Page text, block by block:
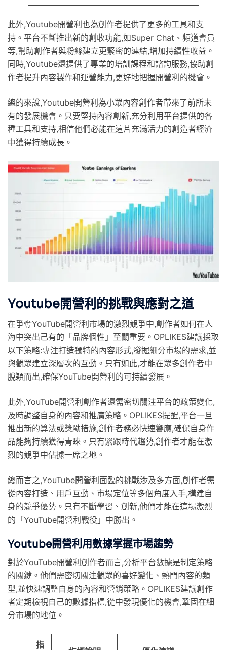
此外,Youtube開營利也為創作者提供了更多的工具和支
持。平台不斷推出新的創收功能,如Super Chat、頻道會員
等,幫助創作者與粉絲建立更緊密的連結,增加持續性收益。
同時,Youtube還提供了專業的培訓課程和諮詢服務,協助創
作者提升內容製作和運營能力,更好地把握開營利的機會。
總的來說,Youtube開營利為小眾內容創作者帶來了前所未
有的發展機會。只要堅持內容創新,充分利用平台提供的各
種工具和支持,相信他們必能在這片充滿活力的創造者經濟
中獲得持續成長。
Youtube開營利的挑戰與應對之道
在爭奪YouTube開營利市場的激烈競爭中,創作者如何在人
海中突出己有的「品牌個性」至關重要。OPLIKES建議採取
以下策略:專注打造獨特的內容形式,發掘細分市場的需求,並
與觀眾建立深層次的互動。只有如此,才能在眾多創作者中
脫穎而出,確保YouTube開營利的可持續發展。
此外,YouTube開營利創作者還需密切關注平台的政策變化,
及時調整自身的內容和推廣策略。OPLIKES提醒,平台一旦
推出新的算法或獎勵措施,創作者務必快速響應,確保自身作
品能夠持續獲得青睞。只有緊跟時代趨勢,創作者才能在激
烈的競爭中佔據一席之地。
總而言之,YouTube開營利面臨的挑戰涉及多方面,創作者需
從內容打造、用戶互動、市場定位等多個角度入手,構建自
身的競爭優勢。只有不斷學習、創新,他們才能在這場激烈
的「YouTube開營利戰役」中勝出。
Youtube開營利用數據掌握市場趨勢
對於YouTube開營利創作者而言,分析平台數據是制定策略
的關鍵。他們需密切關注觀眾的喜好變化、熱門內容的類
型,並快速調整自身的內容和營銷策略。OPLIKES建議創作
者定期檢視自己的數據指標,從中發現優化的機會,鞏固在細
分市場的地位。
指